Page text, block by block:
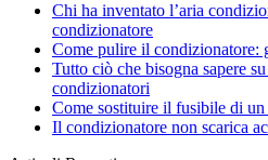
Chi ha inventato l’aria
condizionatore
Come pulire il condizionatore:
Tutto ciò che bisogna sapere
condizionatori
Come sostituire il fusibile di
Il condizionatore non scarica